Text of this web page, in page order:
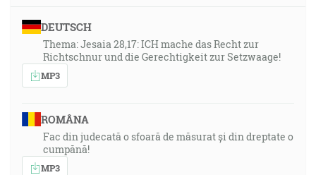
DEUTSCH
Thema: Jesaia 28,17: ICH mache das Recht zur
Richtschnur und die Gerechtigkeit zur Setzwaage!
MP3
ROMÂNA
Fac din judecată o sfoară de măsurat și din dreptate o
cumpănă!
MP3